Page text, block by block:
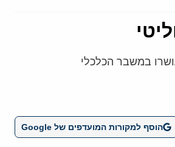
במשבר הכלכלי
הוסף למקורות המועדפים של Google